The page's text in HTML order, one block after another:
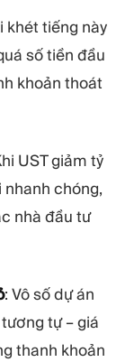
khét tiếng này
số tiền đầu
khoản thoát
UST giảm tỷ
chóng,
nhà đầu tư
: Vô số dự án
tự – giá
thanh khoản